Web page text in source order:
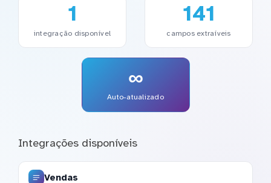
1
integração disponível
141
campos extraíveis
∞
Auto-atualizado
Integrações disponíveis
Vendas